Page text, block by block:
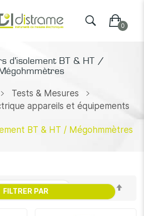
d'isolement BT & HT /
Mégohmmètres
Tests & Mesures
appareils et équipements
BT & HT / Mégohmmètres
FILTRER PAR